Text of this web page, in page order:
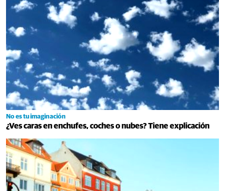
No es tu imaginación
¿Ves caras en enchufes, coches o nubes? Tiene explicación